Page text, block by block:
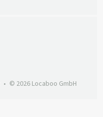
© 2026 Locaboo GmbH